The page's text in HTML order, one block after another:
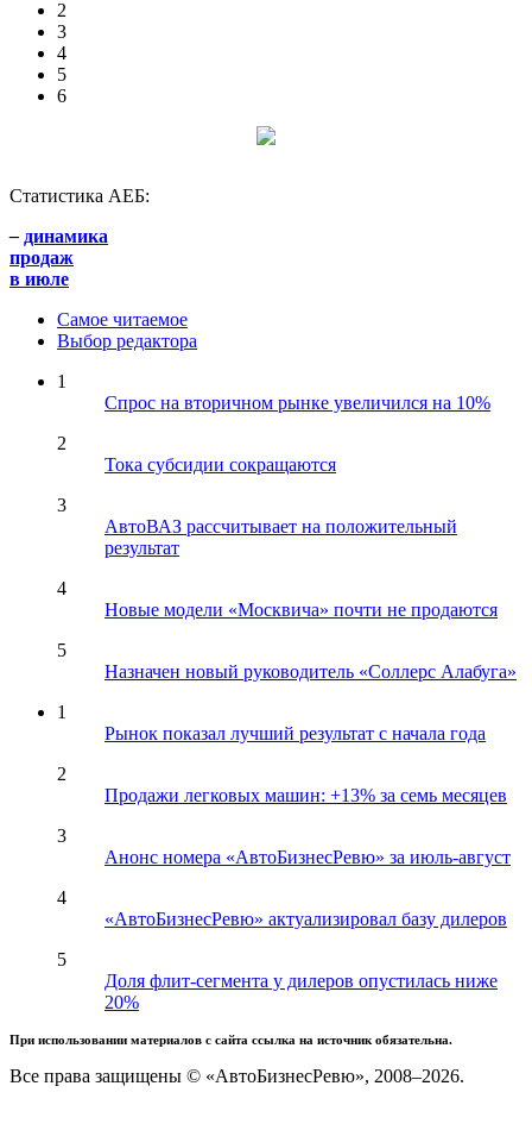
2
3
4
5
6
Статистика АЕБ:
– динамика
продаж
в июле
Самое читаемое
Выбор редактора
1
Спрос на вторичном рынке увеличился на 10%
2
Тока субсидии сокращаются
3
АвтоВАЗ рассчитывает на положительный
результат
4
Новые модели «Москвича» почти не продаются
5
Назначен новый руководитель «Соллерс Алабуга»
1
Рынок показал лучший результат с начала года
2
Продажи легковых машин: +13% за семь месяцев
3
Анонс номера «АвтоБизнесРевю» за июль-август
4
«АвтоБизнесРевю» актуализировал базу дилеров
5
Доля флит-сегмента у дилеров опустилась ниже
20%
При использовании материалов с сайта ссылка на источник обязательна.
Все права защищены © «АвтоБизнесРевю», 2008–2026.